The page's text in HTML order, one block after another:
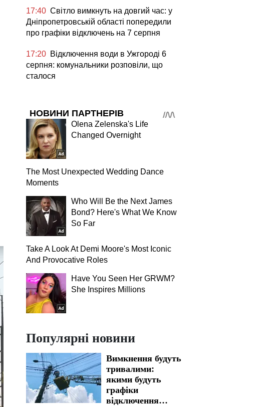
17:40 Світло вимкнуть на довгий час: у
Дніпропетровській області попередили
про графіки відключень на 7 серпня
17:20 Відключення води в Ужгороді 6
серпня: комунальники розповіли, що
сталося
НОВИНИ ПАРТНЕРІВ
Olena Zelenska's Life
Changed Overnight
The Most Unexpected Wedding Dance
Moments
Who Will Be the Next James
Bond? Here's What We Know
So Far
Take A Look At Demi Moore's Most Iconic
And Provocative Roles
Have You Seen Her GRWM?
She Inspires Millions
Популярні новини
Вимкнення будуть
тривалими:
якими будуть
графіки
відключення